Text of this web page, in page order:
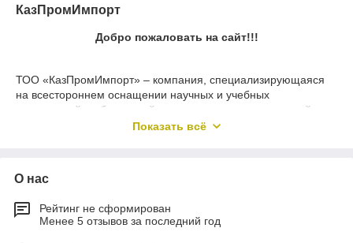
КазПромИмпорт
Добро пожаловать на сайт!!!
ТОО «КазПромИмпорт» – компания, специализирующаяся
на всестороннем оснащении научных и учебных
организаций, лабораторий промышленных предприятий и
служб экологического мониторинга.
лабораторного оборудования и приборов на территории
Российской федерации и Европы. За несколько лет
лабораторное оборудование зарекомендовало себя на
рынке в Казахстане как профессиональное и качественное
Показать всё
О нас
Рейтинг не сформирован
Менее 5 отзывов за последний год